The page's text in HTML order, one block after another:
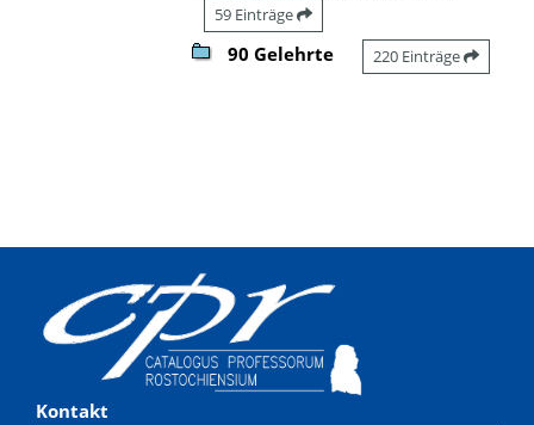
59 Einträge
90 Gelehrte 220 Einträge
Kontakt